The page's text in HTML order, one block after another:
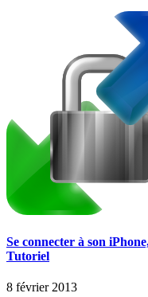
Se connecter à son
Tutoriel
8 février 2013